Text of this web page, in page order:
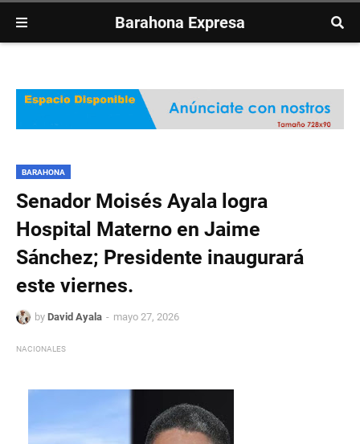
Barahona Expresa
BARAHONA
Senador Moisés Ayala logra
Hospital Materno en Jaime
Sánchez; Presidente inaugurará
este viernes.
by David Ayala mayo 27, 2026
NACIONALES